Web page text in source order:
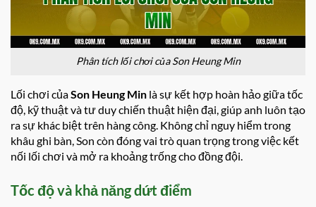
Phân tích lối chơi của Son Heung Min
Lối chơi củaSon Heung Min là sự kết hợp hoàn hảo giữa tốc
độ, kỹ thuật và tư duy chiến thuật hiện đại, giúp anh luôn tạo
ra sự khác biệt trên hàng công. Không chỉ nguy hiểm trong
khâu ghi bàn, Son còn đóng vai trò quan trọng trong việc kết
nối lối chơi và mở ra khoảng trống cho đồng đội.
Tốc độ và khả năng dứt điểm